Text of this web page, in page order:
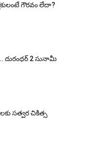
గౌర‌వం లేదా?
దురంధ‌ర్ 2 సునామీ
సత్వర చికిత్స